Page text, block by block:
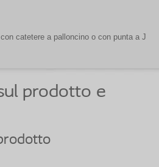
catetere a palloncino o con punta a J
prodotto e